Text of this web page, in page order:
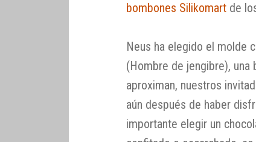
bombones Silikomart de
Neus ha elegido el molde
(Hombre de jengibre), una
aproximan, nuestros
aún después de haber
importante elegir un